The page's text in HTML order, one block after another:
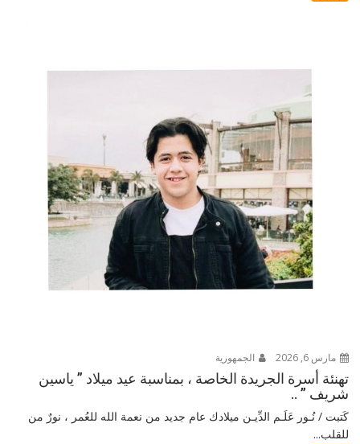
مارس 6, 2026 الجمهورية
تهنئة أسرة الجريدة الخاصة ، بمناسبة عيد ميلاد ” ياسين
شريف ” ..
كَتبت / نُـور عَلَـم الدِّيـن ميلادك عام جديد من نعمة الله للعُمر ، نورٌ من
للقلب...